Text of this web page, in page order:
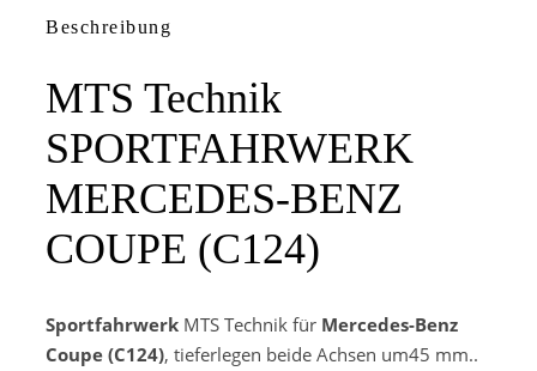
Beschreibung
MTS Technik
SPORTFAHRWERK
MERCEDES-BENZ
COUPE (C124)
Sportfahrwerk MTS Technik für Mercedes-Benz
Coupe (C124), tieferlegen beide Achsen um45 mm..